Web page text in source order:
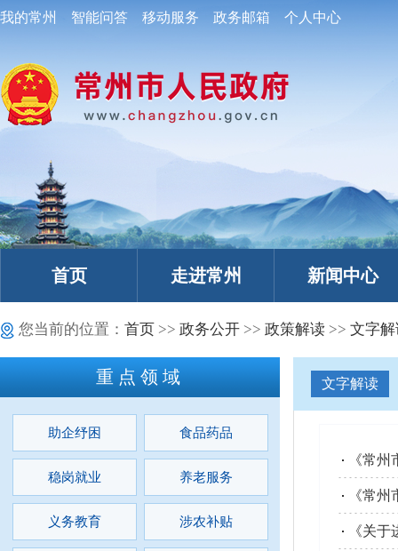
我的常州 智能问答 移动服务 政务邮箱 个人中心
首页 走进常州 新闻中心
您当前的位置： 首页 >> 政务公开 >> 政策解读 >> 文字
重点领域
助企纾困 食品药品
稳岗就业 养老服务
义务教育 涉农补贴
文字解读
《常
《常
《关